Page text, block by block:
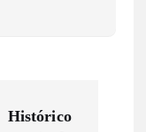
Histórico